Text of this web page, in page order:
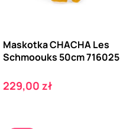
Maskotka CHACHA Les
Schmoouks 50cm 716025
Cena
229,00 zł